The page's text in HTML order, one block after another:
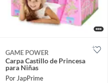
GAME POWER
Carpa Castillo de Princesa
para Niñas
Por JapPrime